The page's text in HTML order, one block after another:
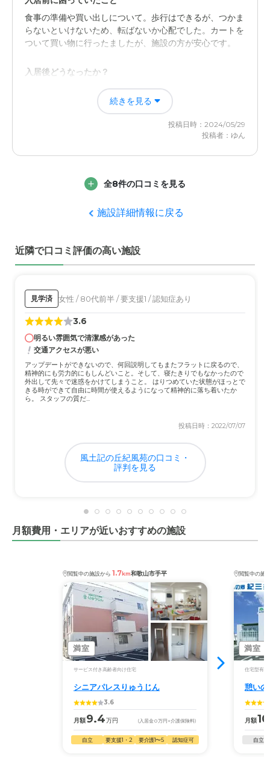
食事の準備や買い出しについて。歩行はできるが、つかま
らないといけないため、転ばないか心配でした。カートを
ついて買い物に行ったましたが、施設の方が安心です。
入居後どうなったか？
スタッフの対応がとても良い。面会も自由にできるし、こ
ちらの融通をしっかり、聞いてくださる。安心してお任せ
色々融通をきかしてくれ、たくさん話しかけてコミュニケ
外観・内装・居室・設備について
と思います。行き届いている感じがする。
介護医療サービスについて
本人も不満がないみたいなのでしっかり行なってくださっ
ていてありがたい。ケアもしっかりしてくれている様子。
近隣環境や交通アクセスについて
電車でのアクセスはバスを乗り継がないといけないので不
料金費用について
相場があまりわからないですが、内容的にとても満足して
今ます。設備や対応含めて良い。
続きを見る
投稿日時：2024/05/29
投稿者：ゆん
全8件の口コミを見る
施設詳細情報に戻る
近隣で口コミ評価の高い施設
見学済 女性 / 80代前半 / 要支援1 / 認知症あり
3.6
明るい雰囲気で清潔感があった
交通アクセスが悪い
アップデートができないので、何回説明してもまたフラットに戻るので、
精神的にも労力的にもしんどいこと。そして、寝たきりでもなかったので
外出して先々で迷惑をかけてしまうこと。 はりつめていた状態がほっとで
きる時ができて自由に時間が使えるようになって精神的に落ち着いたか
ら。 スタッフの質だ...
投稿日時：2022/07/07
風土記の丘紀風苑の口コミ・
評判を見る
月額費用・エリアが近いおすすめの施設
閲覧中の施設から 1.7km和歌山市手平
満室
サービス付き高齢者向け住宅
シニアパレスりゅうじん
3.6
月額9.4万円 (入居金0万円 +介護保険料)
自立 要支援1・2 要介護1〜5 認知症可
閲覧中の施
満室
住宅型有料
憩い
月額
自立